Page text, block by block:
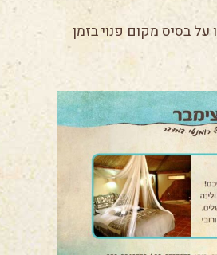
על בסיס מקום פנוי בזמן